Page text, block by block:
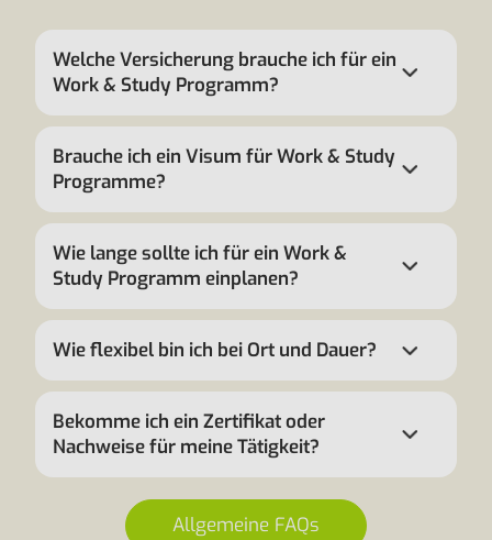
Welche Versicherung brauche ich für ein
Work & Study Programm?
Brauche ich ein Visum für Work & Study
Programme?
Wie lange sollte ich für ein Work &
Study Programm einplanen?
Wie flexibel bin ich bei Ort und Dauer?
Bekomme ich ein Zertifikat oder
Nachweise für meine Tätigkeit?
Allgemeine FAQs